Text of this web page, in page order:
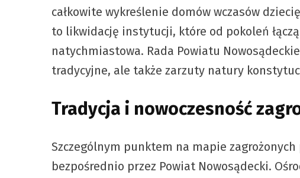
całkowite wykreślenie domów wczasów
to likwidację instytucji, które od pokoleń
natychmiastowa. Rada Powiatu
tradycyjne, ale także zarzuty natury
Tradycja i nowoczesność
Szczególnym punktem na mapie
bezpośrednio przez Powiat Nowosądecki.